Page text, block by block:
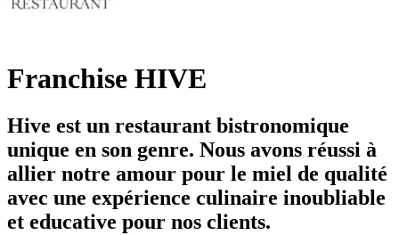
Franchise HIVE
Hive est un restaurant bistronomique
unique en son genre. Nous avons réussi à
allier notre amour pour le miel de qualité
avec une expérience culinaire inoubliable
et educative pour nos clients.